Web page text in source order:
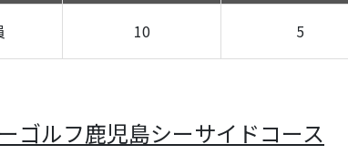
10 5
ゴルフ鹿児島シーサイドコース